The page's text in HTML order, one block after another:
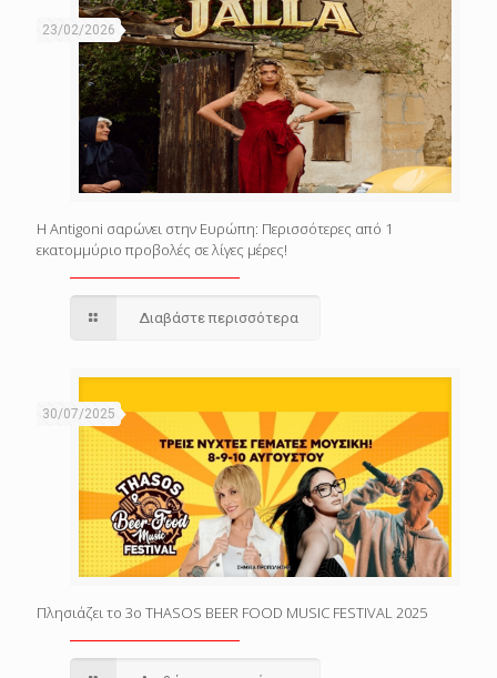
23/02/2026
Η Antigoni σαρώνει στην Ευρώπη: Περισσότερες από 1
εκατομμύριο προβολές σε λίγες μέρες!
Διαβάστε περισσότερα
30/07/2025
Πλησιάζει το 3o THASOS BEER FOOD MUSIC FESTIVAL 2025